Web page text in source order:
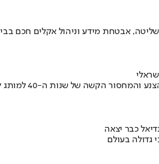
אבטחת מידע וניהול אקלים חכם
כבר יצאה
גדולה בעולם